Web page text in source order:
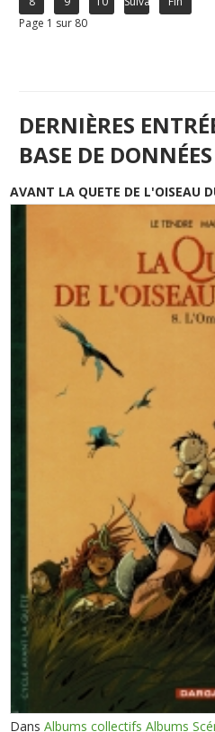
Page 1 sur 80
DERNIÈRES
BASE DE
AVANT LA QUETE DE L'OISEAU
DansAlbums collectifs Albums